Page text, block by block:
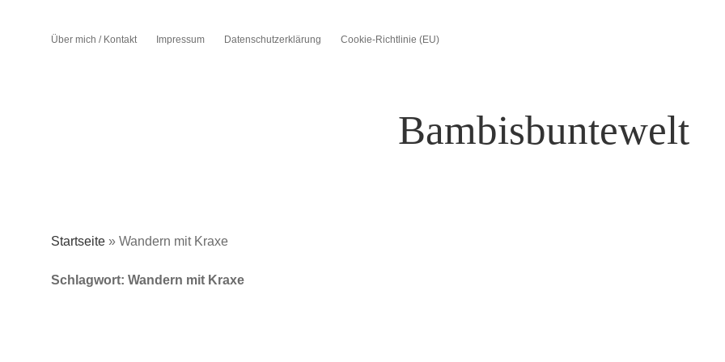
Über mich / Kontakt Impressum Datenschutzerklärung Cookie-Richtlinie (EU)
Bambisbuntewelt
Startseite » Wandern mit Kraxe
Schlagwort: Wandern mit Kraxe